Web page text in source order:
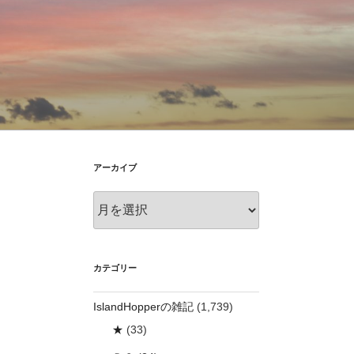
アーカイブ
ー
ブ
カテゴリー
IslandHopperの雑記 (1,739)
★ (33)